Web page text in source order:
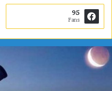
95
Fans
ي
ا
س